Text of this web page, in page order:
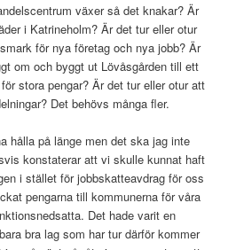
växer så det knakar? Är
i Katrineholm? Är det tur eller otur
för nya företag och nya jobb? Är
om och byggt ut Lövåsgården till ett
stora pengar? Är det tur eller otur att
Det behövs många fler.
hålla på länge men det ska jag inte
konstaterar att vi skulle kunnat haft
i stället för jobbskatteavdrag för oss
pengarna till kommunerna för våra
Det hade varit en
bra lag som har tur därför kommer